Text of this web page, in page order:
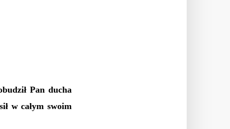
Pan ducha
w całym swoim